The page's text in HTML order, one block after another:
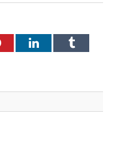
PinterestLinkedInTumblr